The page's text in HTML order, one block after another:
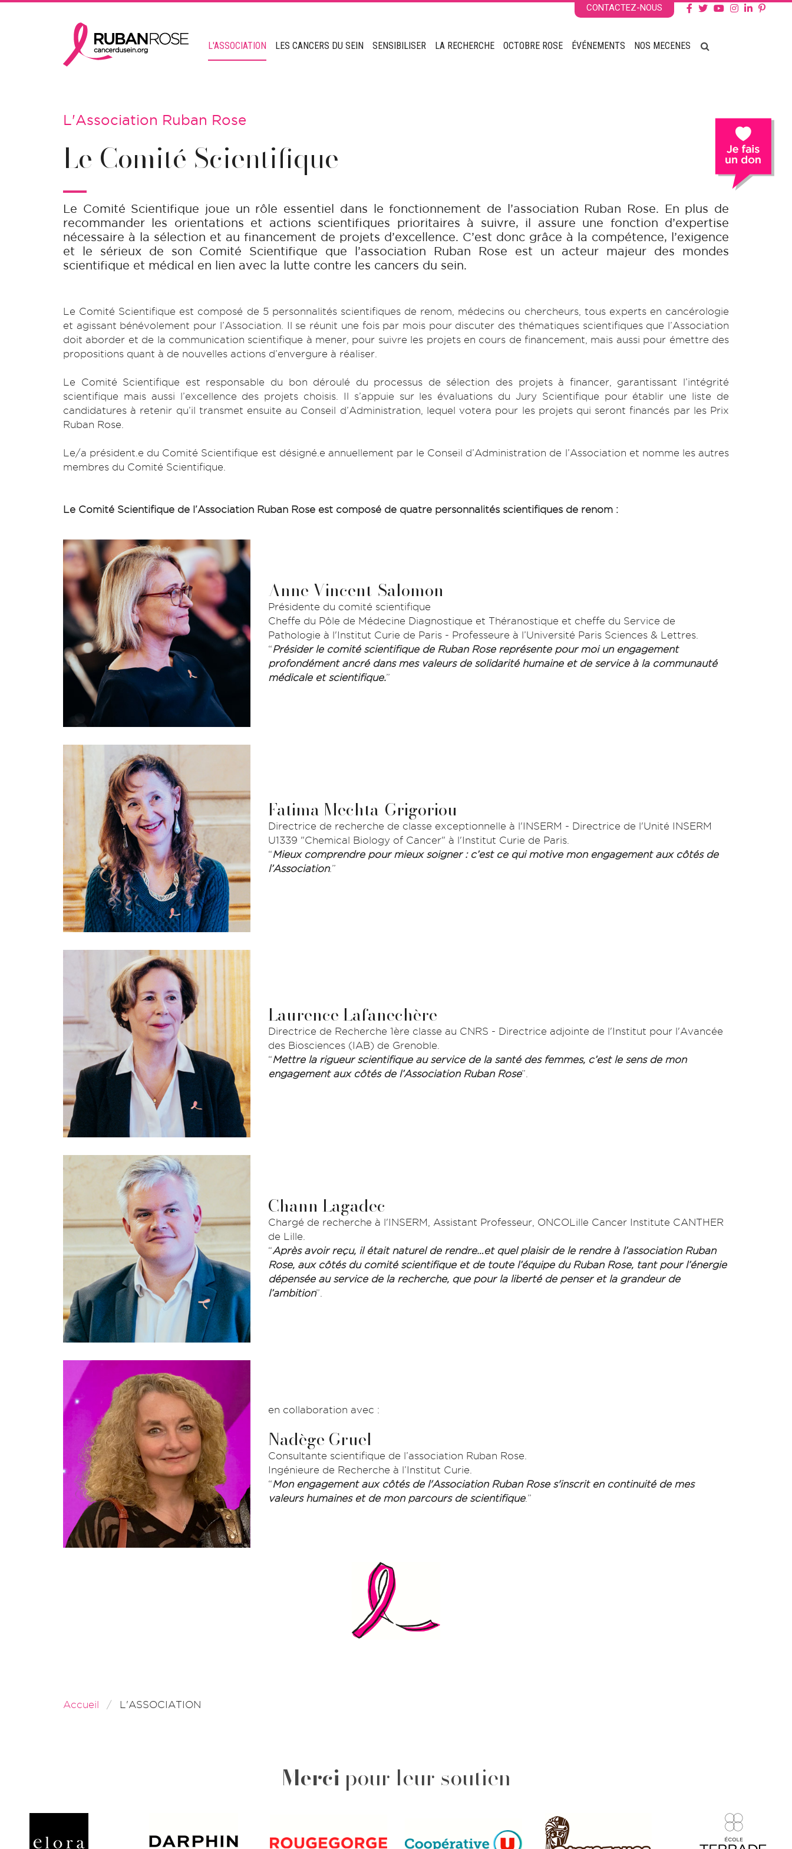
CONTACTEZ-NOUS
L'ASSOCIATION LES CANCERS DU SEIN SENSIBILISER LA RECHERCHE OCTOBRE ROSE ÉVÉNEMENTS NOS MECENES
L'Association Ruban Rose
Le Comité Scientifique
Le Comité Scientifique joue un rôle essentiel dans le fonctionnement de l’association Ruban Rose. En plus de
recommander les orientations et actions scientifiques prioritaires à suivre, il assure une fonction d’expertise
nécessaire à la sélection et au financement de projets d’excellence. C’est donc grâce à la compétence, l’exigence
et le sérieux de son Comité Scientifique que l’association Ruban Rose est un acteur majeur des mondes
scientifique et médical en lien avec la lutte contre les cancers du sein.
Le Comité Scientifique est composé de 5 personnalités scientifiques de renom, médecins ou chercheurs, tous experts en cancérologie
et agissant bénévolement pour l’Association. Il se réunit une fois par mois pour discuter des thématiques scientifiques que l’Association
doit aborder et de la communication scientifique à mener, pour suivre les projets en cours de financement, mais aussi pour émettre des
propositions quant à de nouvelles actions d’envergure à réaliser.
Le Comité Scientifique est responsable du bon déroulé du processus de sélection des projets à financer, garantissant l’intégrité
scientifique mais aussi l’excellence des projets choisis. Il s’appuie sur les évaluations du Jury Scientifique pour établir une liste de
candidatures à retenir qu’il transmet ensuite au Conseil d’Administration, lequel votera pour les projets qui seront financés par les Prix
Ruban Rose.
Le/a président.e du Comité Scientifique est désigné.e annuellement par le Conseil d’Administration de l’Association et nomme les autres
membres du Comité Scientifique.
Le Comité Scientifique de l’Association Ruban Rose est composé de quatre personnalités scientifiques de renom :
Anne Vincent-Salomon
Présidente du comité scientifique
Cheffe du Pôle de Médecine Diagnostique et Théranostique et cheffe du Service de
Pathologie à l'Institut Curie de Paris - Professeure à l’Université Paris Sciences & Lettres.
“Présider le comité scientifique de Ruban Rose représente pour moi un engagement
profondément ancré dans mes valeurs de solidarité humaine et de service à la communauté
médicale et scientifique.”
Fatima Mechta-Grigoriou
Directrice de recherche de classe exceptionnelle à l'INSERM - Directrice de l'Unité INSERM
U1339 "Chemical Biology of Cancer" à l'Institut Curie de Paris.
“Mieux comprendre pour mieux soigner : c’est ce qui motive mon engagement aux côtés de
l’Association.”
Laurence Lafanechère
Directrice de Recherche 1ère classe au CNRS - Directrice adjointe de l'Institut pour l'Avancée
des Biosciences (IAB) de Grenoble.
“Mettre la rigueur scientifique au service de la santé des femmes, c’est le sens de mon
engagement aux côtés de l’Association Ruban Rose”.
Chann Lagadec
Chargé de recherche à l'INSERM, Assistant Professeur, ONCOLille Cancer Institute CANTHER
de Lille.
“Après avoir reçu, il était naturel de rendre…et quel plaisir de le rendre à l’association Ruban
Rose, aux côtés du comité scientifique et de toute l’équipe du Ruban Rose, tant pour l’énergie
dépensée au service de la recherche, que pour la liberté de penser et la grandeur de
l’ambition”.
en collaboration avec :
Nadège Gruel
Consultante scientifique de l’association Ruban Rose.
Ingénieure de Recherche à l’Institut Curie.
“Mon engagement aux côtés de l'Association Ruban Rose s'inscrit en continuité de mes
valeurs humaines et de mon parcours de scientifique.”
Accueil L'ASSOCIATION
Merci pour leur soutien